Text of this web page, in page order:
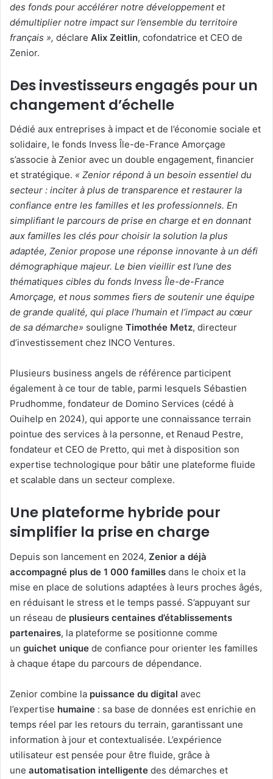
des fonds pour accélérer notre développement et
démultiplier notre impact sur l’ensemble du territoire
français », déclare Alix Zeitlin, cofondatrice et CEO de
Zenior.
Des investisseurs engagés pour un
changement d’échelle
Dédié aux entreprises à impact et de l’économie sociale et
solidaire, le fonds Invess Île-de-France Amorçage
s’associe à Zenior avec un double engagement, financier
et stratégique. « Zenior répond à un besoin essentiel du
secteur : inciter à plus de transparence et restaurer la
confiance entre les familles et les professionnels. En
simplifiant le parcours de prise en charge et en donnant
aux familles les clés pour choisir la solution la plus
adaptée, Zenior propose une réponse innovante à un défi
démographique majeur. Le bien vieillir est l’une des
thématiques cibles du fonds Invess Île-de-France
Amorçage, et nous sommes fiers de soutenir une équipe
de grande qualité, qui place l’humain et l’impact au cœur
de sa démarche» souligne Timothée Metz, directeur
d’investissement chez INCO Ventures.
Plusieurs business angels de référence participent
également à ce tour de table, parmi lesquels Sébastien
Prudhomme, fondateur de Domino Services (cédé à
Ouihelp en 2024), qui apporte une connaissance terrain
pointue des services à la personne, et Renaud Pestre,
fondateur et CEO de Pretto, qui met à disposition son
expertise technologique pour bâtir une plateforme fluide
et scalable dans un secteur complexe.
Une plateforme hybride pour
simplifier la prise en charge
Depuis son lancement en 2024, Zenior a déjà
accompagné plus de 1 000 familles dans le choix et la
mise en place de solutions adaptées à leurs proches âgés,
en réduisant le stress et le temps passé. S’appuyant sur
un réseau de plusieurs centaines d’établissements
partenaires, la plateforme se positionne comme
un guichet unique de confiance pour orienter les familles
à chaque étape du parcours de dépendance.
Zenior combine la puissance du digital avec
l’expertise humaine : sa base de données est enrichie en
temps réel par les retours du terrain, garantissant une
information à jour et contextualisée. L’expérience
utilisateur est pensée pour être fluide, grâce à
une automatisation intelligente des démarches et